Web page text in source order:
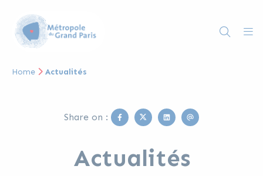
Home Actualités
Share on : Facebook
TwitterLinkedinEmail
Actualités